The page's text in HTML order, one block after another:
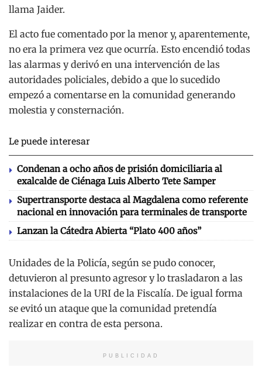
llama Jaider.
El acto fue comentado por la menor y, aparentemente,
no era la primera vez que ocurría. Esto encendió todas
las alarmas y derivó en una intervención de las
autoridades policiales, debido a que lo sucedido
empezó a comentarse en la comunidad generando
molestia y consternación.
Le puede interesar
Condenan a ocho años de prisión domiciliaria al
exalcalde de Ciénaga Luis Alberto Tete Samper
Supertransporte destaca al Magdalena como referente
nacional en innovación para terminales de transporte
Lanzan la Cátedra Abierta “Plato 400 años”
Unidades de la Policía, según se pudo conocer,
detuvieron al presunto agresor y lo trasladaron a las
instalaciones de la URI de la Fiscalía. De igual forma
se evitó un ataque que la comunidad pretendía
realizar en contra de esta persona.
PUBLICIDAD